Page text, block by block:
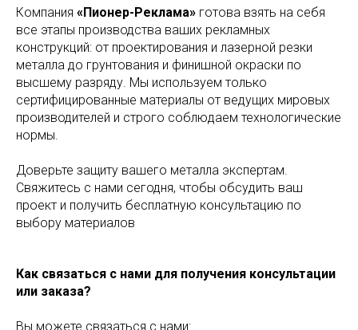
Компания «Пионер-Реклама» готова взять на себя
все этапы производства ваших рекламных
конструкций: от проектирования и лазерной резки
металла до грунтования и финишной окраски по
высшему разряду. Мы используем только
сертифицированные материалы от ведущих мировых
производителей и строго соблюдаем технологические
нормы.
Доверьте защиту вашего металла экспертам.
Свяжитесь с нами сегодня, чтобы обсудить ваш
проект и получить бесплатную консультацию по
выбору материалов
Как связаться с нами для получения консультации
или заказа?
Вы можете связаться с нами: